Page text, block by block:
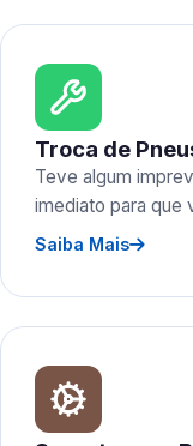
Troca de
Teve algum
imediato para que
Saiba Mais